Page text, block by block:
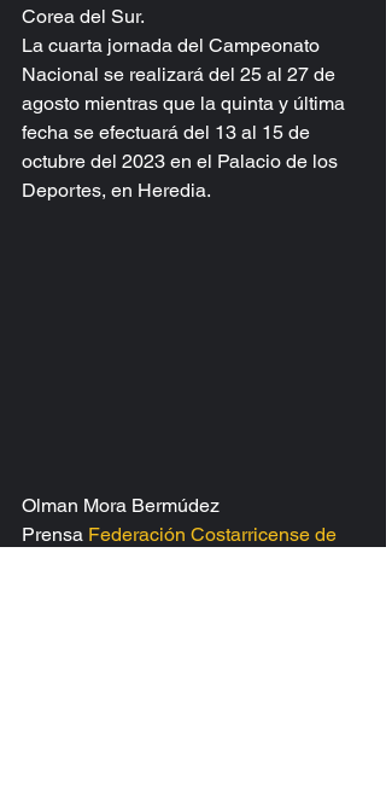
Corea del Sur.
La cuarta jornada del Campeonato
Nacional se realizará del 25 al 27 de
agosto mientras que la quinta y última
fecha se efectuará del 13 al 15 de
octubre del 2023 en el Palacio de los
Deportes, en Heredia.
Olman Mora Bermúdez
Prensa Federación Costarricense de